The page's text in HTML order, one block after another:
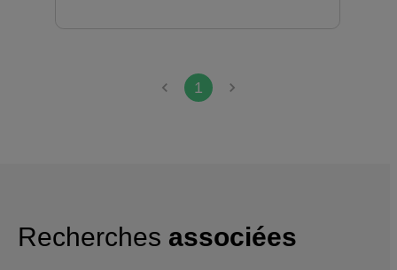
1
Recherches associées